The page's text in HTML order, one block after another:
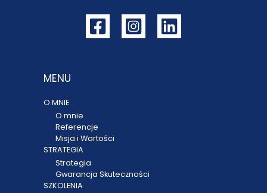
MENU
O MNIE
O mnie
Referencje
Misja i Wartości
STRATEGIA
Strategia
Gwarancja Skuteczności
SZKOLENIA